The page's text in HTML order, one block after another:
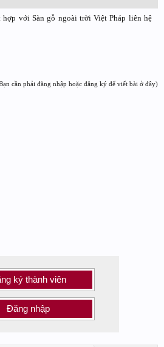
hợp với Sàn gỗ ngoài trời Việt Pháp liên hệ
cần phải đăng nhập hoặc đăng ký để viết bài ở đây)
ký thành viên
Đăng nhập